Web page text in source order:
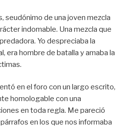
seudónimo de una joven mezcla
indomable. Una mezcla que
Yo despreciaba la
era hombre de batalla y amaba la
en el foro con un largo escrito,
homologable con una
en toda regla. Me pareció
en los que nos informaba